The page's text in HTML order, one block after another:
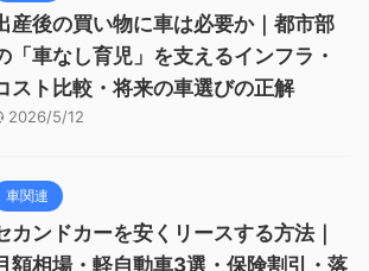
産後の買い物に車は必要か｜都市部
「車なし育児」を支えるインフラ・
スト比較・将来の車選びの正解
2026/5/12
車関連
カンドカーを安くリースする方法｜
額相場・軽自動車3選・保険割引・落